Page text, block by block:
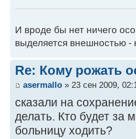
И вроде бы нет ничего
выделяется внешностью -
Re: Кому рожать
asermallo » 23 сен 2009,
сказали на
делать. Кто будет за
больницу ходить?